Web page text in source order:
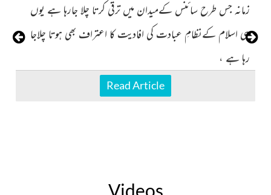
زمانہ جس طرح سائنس کےمیدان میں ترقی کرتا چلا جارہا ہے یوں
ہی اسلام کےنظامِ عبادت کی افادیت کا اعتراف بھی ہوتا چلاجا
رہا ہے ،
Read Article
Videos